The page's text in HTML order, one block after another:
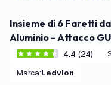
Insieme di 6 Faretti da Esterno con Picchetto - IP65 -
Aluminio - Attacco
4.4 stelle di valutazione
4.4 (24)
Marca: Ledvion